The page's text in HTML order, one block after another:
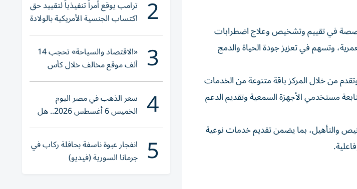
في تقييم وتشخيص وعلاج اضطرابات
وتسهم في تعزيز جودة الحياة والدمج
من خلال المركز باقة متنوعة من الخدمات
مستخدمي الأجهزة السمعية وتقديم الدعم
والتأهيل، بما يضمن تقديم خدمات نوعية
2 ترامب يوقع أمراً تنفيذياً لتقييد حق
اكتساب الجنسية الأمريكية بالولادة
3 «الاقتصاد والسياحة» تحجب 14
ألف موقع مخالف خلال كأس
العالم 2026
4 سعر الذهب في مصر اليوم
الخميس 6 أغسطس 2026.. هل
تنوي الشراء؟
5 انفجار عبوة ناسفة بحافلة ركاب في
جرمانا السورية (فيديو)